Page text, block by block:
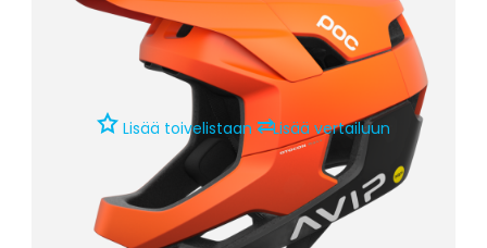
Lisää toivelistaan ⇄Lisää vertailuun